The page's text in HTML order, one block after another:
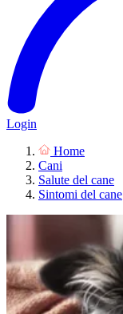
Login
Home
Cani
Salute del cane
Sintomi del cane